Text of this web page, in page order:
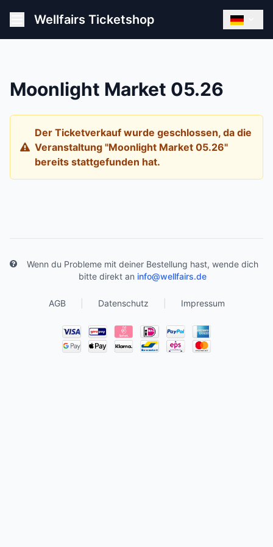
Wellfairs Ticketshop
Moonlight Market 05.26
Der Ticketverkauf wurde geschlossen, da die
Veranstaltung "Moonlight Market 05.26"
bereits stattgefunden hat.
Wenn du Probleme mit deiner Bestellung hast, wende dich
bitte direkt an info@wellfairs.de
AGB Datenschutz Impressum